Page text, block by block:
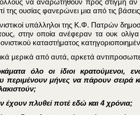
να αναρωτηθούν προς στιγμή αν
της ουσίας φανερώνει μια από τις
υπάλληλοι της Κ.Φ. Πατρών
στην οποία ανέφεραν τα ουκ
καταστήματος
μερικά από αυτά, αρκετά
όλο οι ίδιοι κρατούμενοι,
μήνες να πάρουν σειρά
έχουν πλυθεί ποτέ εδώ και 4 χρόνια;